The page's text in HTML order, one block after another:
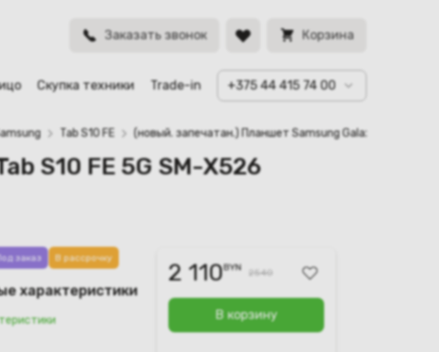
Заказать звонок Корзина
Скупка техники Trade-in +375 44 415 74 00
(голубой)
Tab S10 FE (новый. запечатан.) Планшет Samsung Galaxy Tab S10
S10 FE 5G SM-X526
Под заказ В рассрочку
характеристики
2 110BYN 2540
В корзину